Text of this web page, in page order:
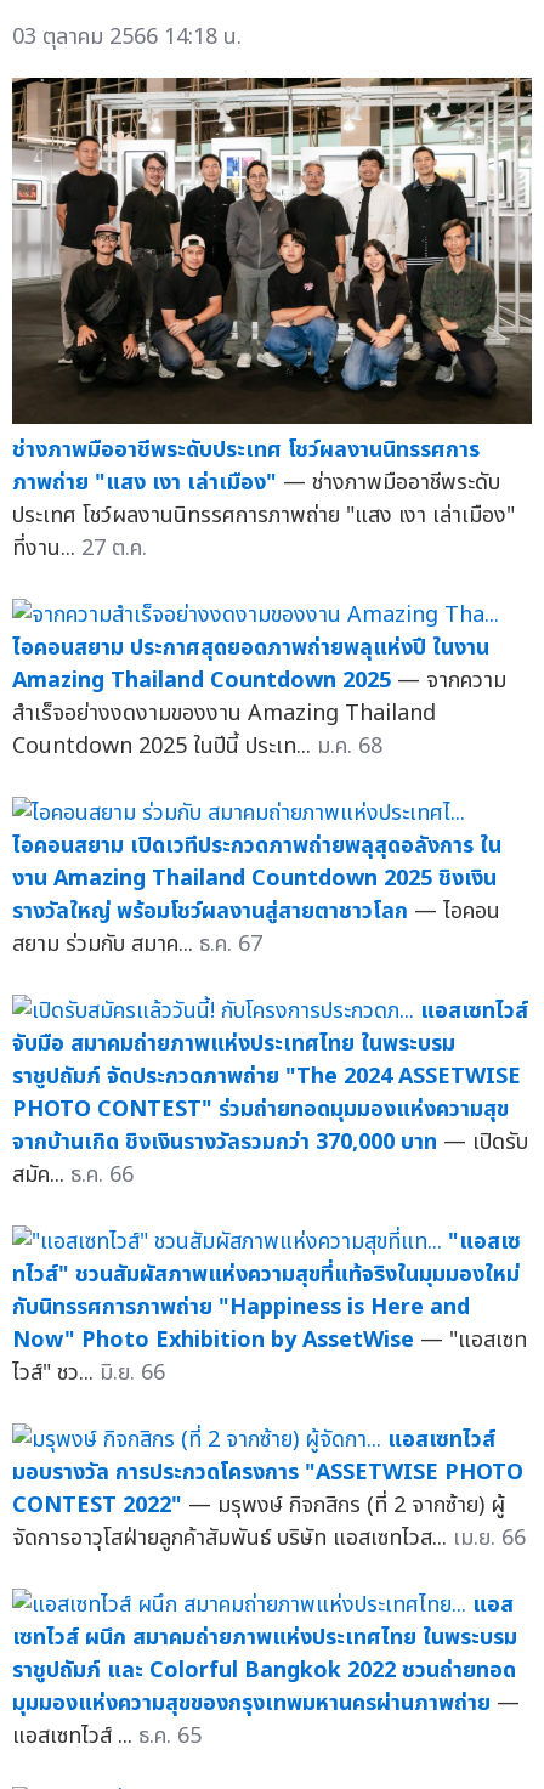
03 ตุลาคม 2566 14:18 น.
ช่างภาพมืออาชีพระดับประเทศ โชว์ผลงานนิทรรศการ
ภาพถ่าย "แสง เงา เล่าเมือง" — ช่างภาพมืออาชีพระดับ
ประเทศ โชว์ผลงานนิทรรศการภาพถ่าย "แสง เงา เล่าเมือง"
ที่งาน... 27 ต.ค.
ไอคอนสยาม ประกาศสุดยอดภาพถ่ายพลุแห่งปี ในงาน
Amazing Thailand Countdown 2025 — จากความ
สำเร็จอย่างงดงามของงาน Amazing Thailand
Countdown 2025 ในปีนี้ ประเท... ม.ค. 68
ไอคอนสยาม เปิดเวทีประกวดภาพถ่ายพลุสุดอลังการ ใน
งาน Amazing Thailand Countdown 2025 ชิงเงิน
รางวัลใหญ่ พร้อมโชว์ผลงานสู่สายตาชาวโลก — ไอคอน
สยาม ร่วมกับ สมาค... ธ.ค. 67
แอสเซทไวส์
จับมือ สมาคมถ่ายภาพแห่งประเทศไทย ในพระบรม
ราชูปถัมภ์ จัดประกวดภาพถ่าย "The 2024 ASSETWISE
PHOTO CONTEST" ร่วมถ่ายทอดมุมมองแห่งความสุข
จากบ้านเกิด ชิงเงินรางวัลรวมกว่า 370,000 บาท — เปิดรับ
สมัค... ธ.ค. 66
"แอสเซ
ทไวส์" ชวนสัมผัสภาพแห่งความสุขที่แท้จริงในมุมมองใหม่
กับนิทรรศการภาพถ่าย "Happiness is Here and
Now" Photo Exhibition by AssetWise — "แอสเซท
ไวส์" ชว... มิ.ย. 66
แอสเซทไวส์
มอบรางวัล การประกวดโครงการ "ASSETWISE PHOTO
CONTEST 2022" — มรุพงษ์ กิจกสิกร (ที่ 2 จากซ้าย) ผู้
จัดการอาวุโสฝ่ายลูกค้าสัมพันธ์ บริษัท แอสเซทไวส... เม.ย. 66
แอส
เซทไวส์ ผนึก สมาคมถ่ายภาพแห่งประเทศไทย ในพระบรม
ราชูปถัมภ์ และ Colorful Bangkok 2022 ชวนถ่ายทอด
มุมมองแห่งความสุขของกรุงเทพมหานครผ่านภาพถ่าย —
แอสเซทไวส์ ... ธ.ค. 65